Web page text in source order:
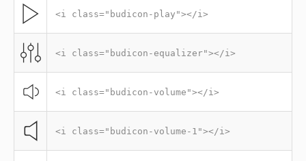
<i class="budicon-play"></i>
<i class="budicon-equalizer"></i>
<i class="budicon-volume"></i>
<i class="budicon-volume-1"></i>